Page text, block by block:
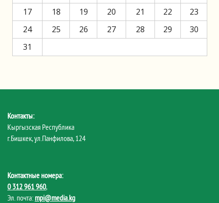
17
18 19 20 21 22
23
24
25 26 27 28 29
30
31
Контакты:
Кыргызская Республика
г.Бишкек, ул.Панфилова, 124
Контактные номера:
0 312 961 960,
Эл. почта: mpi@media.kg